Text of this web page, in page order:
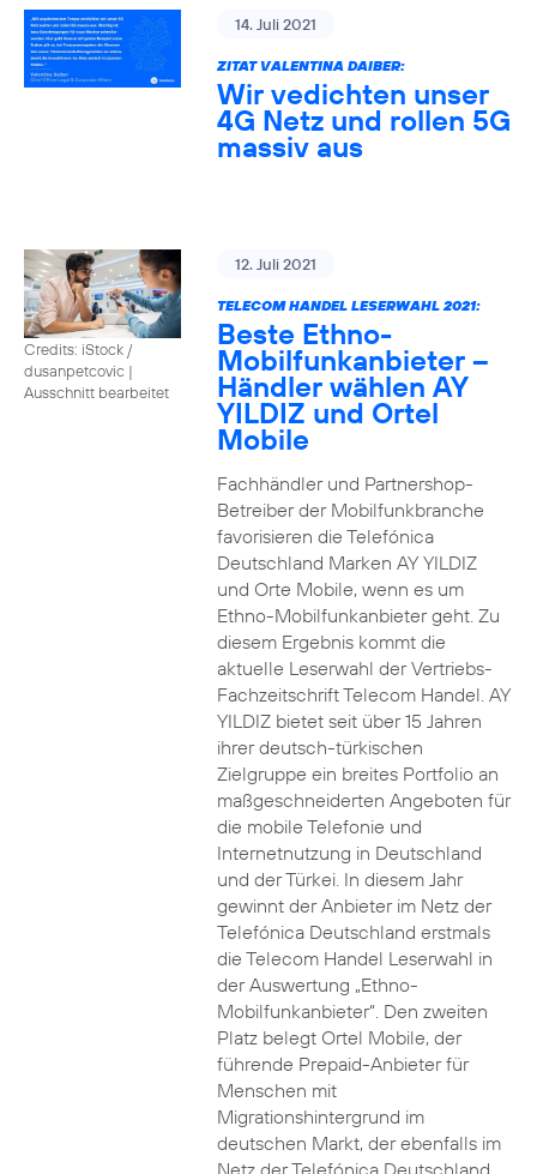
14. Juli 2021
ZITAT VALENTINA DAIBER:
Wir vedichten unser
4G Netz und rollen 5G
massiv aus
Credits: iStock /
dusanpetcovic |
Ausschnitt bearbeitet
12. Juli 2021
TELECOM HANDEL LESERWAHL 2021:
Beste Ethno-
Mobilfunkanbieter –
Händler wählen AY
YILDIZ und Ortel
Mobile
Fachhändler und Partnershop-
Betreiber der Mobilfunkbranche
favorisieren die Telefónica
Deutschland Marken AY YILDIZ
und Orte Mobile, wenn es um
Ethno-Mobilfunkanbieter geht. Zu
diesem Ergebnis kommt die
aktuelle Leserwahl der Vertriebs-
Fachzeitschrift Telecom Handel. AY
YILDIZ bietet seit über 15 Jahren
ihrer deutsch-türkischen
Zielgruppe ein breites Portfolio an
maßgeschneiderten Angeboten für
die mobile Telefonie und
Internetnutzung in Deutschland
und der Türkei. In diesem Jahr
gewinnt der Anbieter im Netz der
Telefónica Deutschland erstmals
die Telecom Handel Leserwahl in
der Auswertung „Ethno-
Mobilfunkanbieter“. Den zweiten
Platz belegt Ortel Mobile, der
führende Prepaid-Anbieter für
Menschen mit
Migrationshintergrund im
deutschen Markt, der ebenfalls im
Netz der Telefónica Deutschland